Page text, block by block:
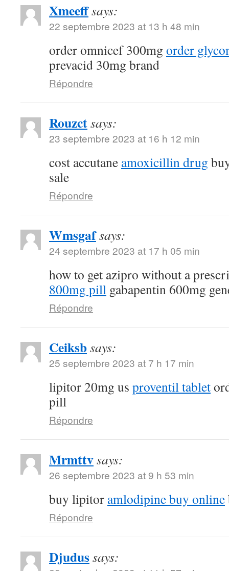
Xmeeffsays:
22 septembre 2023 at 13 h 48 min
order omnicef 300mg order
prevacid 30mg brand
Répondre
Rouzctsays:
23 septembre 2023 at 16 h 12 min
cost accutane amoxicillin drug
sale
Répondre
Wmsgafsays:
24 septembre 2023 at 17 h 05 min
how to get azipro without a
800mg pill gabapentin 600mg
Répondre
Ceiksbsays:
25 septembre 2023 at 7 h 17 min
lipitor 20mg us proventil tablet
pill
Répondre
Mrmttvsays:
26 septembre 2023 at 9 h 53 min
buy lipitor amlodipine buy online
Répondre
Djudussays: